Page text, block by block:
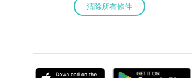
清除所有條件